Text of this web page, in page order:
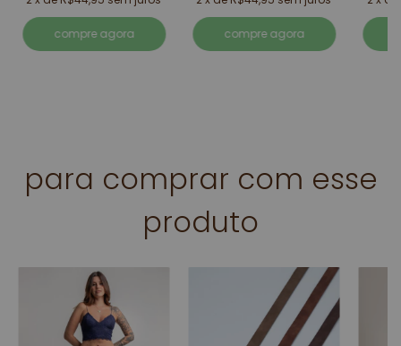
compre agora compre agora
para comprar com esse
produto